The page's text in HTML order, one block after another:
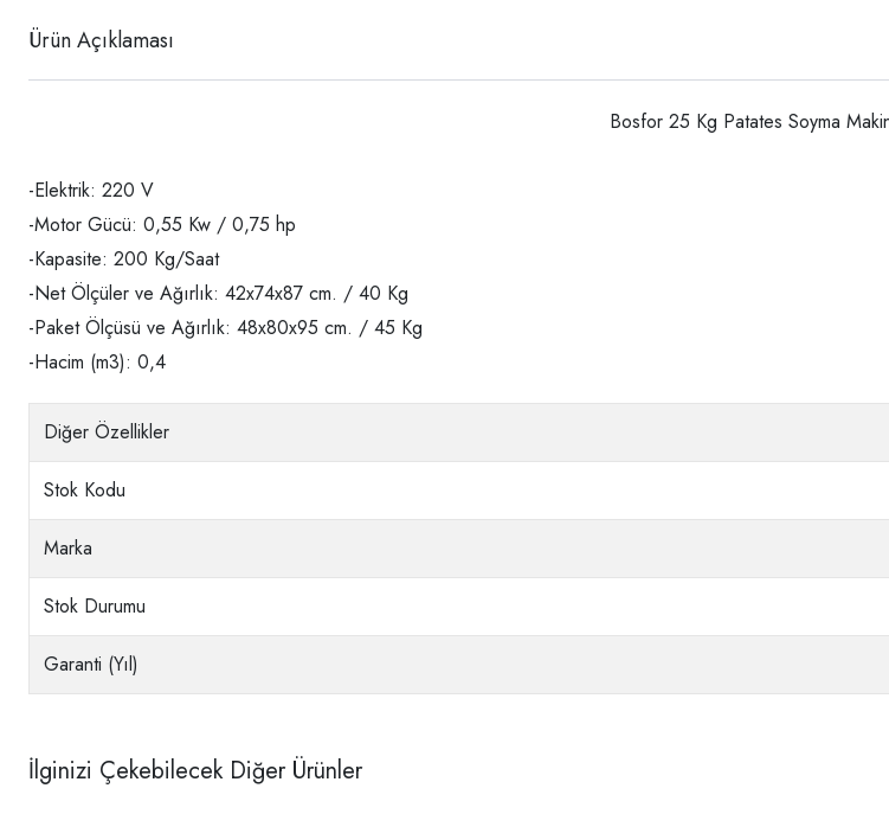
Ürün Açıklaması
Bosfor 25 Kg Patates Soyma
-Elektrik: 220 V
-Motor Gücü: 0,55 Kw / 0,75 hp
-Kapasite: 200 Kg/Saat
-Net Ölçüler ve Ağırlık: 42x74x87 cm. / 40 Kg
-Paket Ölçüsü ve Ağırlık: 48x80x95 cm. / 45 Kg
-Hacim (m3): 0,4
Diğer Özellikler
Stok Kodu
Marka
Stok Durumu
Garanti (Yıl)
İlginizi Çekebilecek Diğer Ürünler